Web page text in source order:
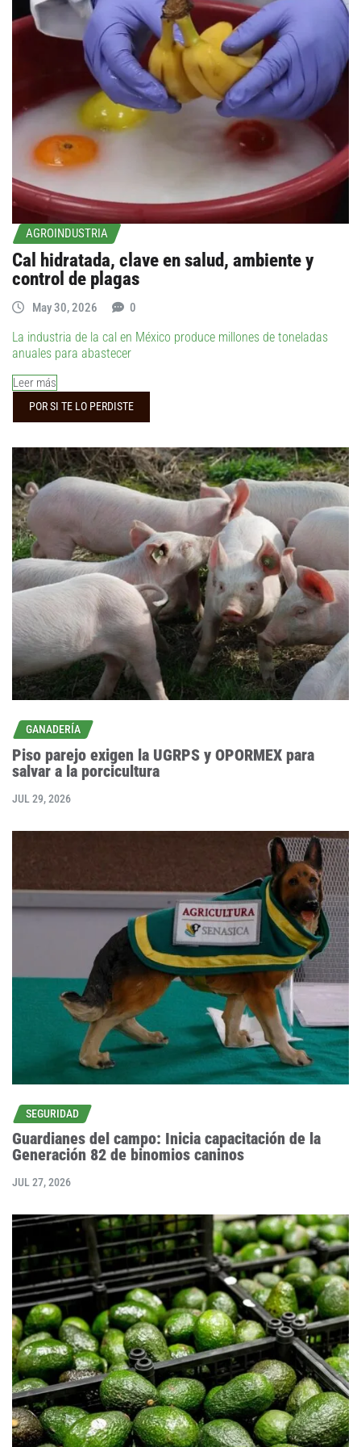
AGROINDUSTRIA
Cal hidratada, clave en salud, ambiente y
control de plagas
May 30, 2026 0
La industria de la cal en México produce millones de toneladas
anuales para abastecer
Leer más
POR SI TE LO PERDISTE
GANADERÍA
Piso parejo exigen la UGRPS y OPORMEX para
salvar a la porcicultura
JUL 29, 2026
SEGURIDAD
Guardianes del campo: Inicia capacitación de la
Generación 82 de binomios caninos
JUL 27, 2026